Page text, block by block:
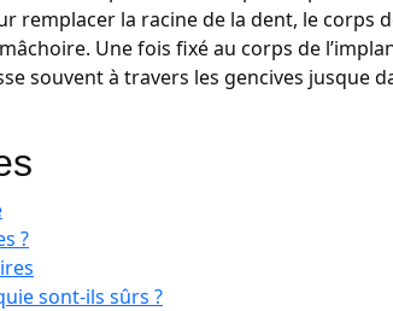
remplacer la racine de la dent, le corps
Une fois fixé au corps de
souvent à travers les gencives jusque
?
sont-ils sûrs ?